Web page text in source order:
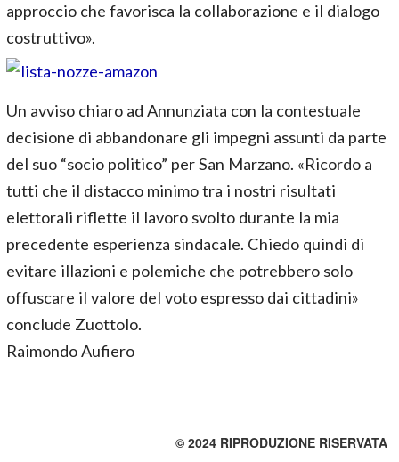
approccio che favorisca la collaborazione e il dialogo
costruttivo».
Un avviso chiaro ad Annunziata con la contestuale
decisione di abbandonare gli impegni assunti da parte
del suo “socio politico” per San Marzano. «Ricordo a
tutti che il distacco minimo tra i nostri risultati
elettorali riflette il lavoro svolto durante la mia
precedente esperienza sindacale. Chiedo quindi di
evitare illazioni e polemiche che potrebbero solo
offuscare il valore del voto espresso dai cittadini»
conclude Zuottolo.
Raimondo Aufiero
© 2024 RIPRODUZIONE RISERVATA